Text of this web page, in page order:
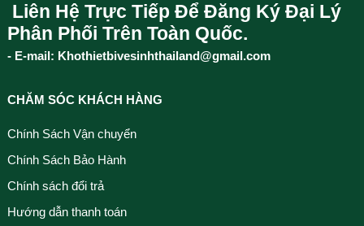
Liên Hệ Trực Tiếp Để Đăng Ký Đại Lý
Phân Phối Trên Toàn Quốc.
- E-mail: Khothietbivesinhthailand@gmail.com
CHĂM SÓC KHÁCH HÀNG
Chính Sách Vận chuyển
Chính Sách Bảo Hành
Chính sách đổi trả
Hướng dẫn thanh toán